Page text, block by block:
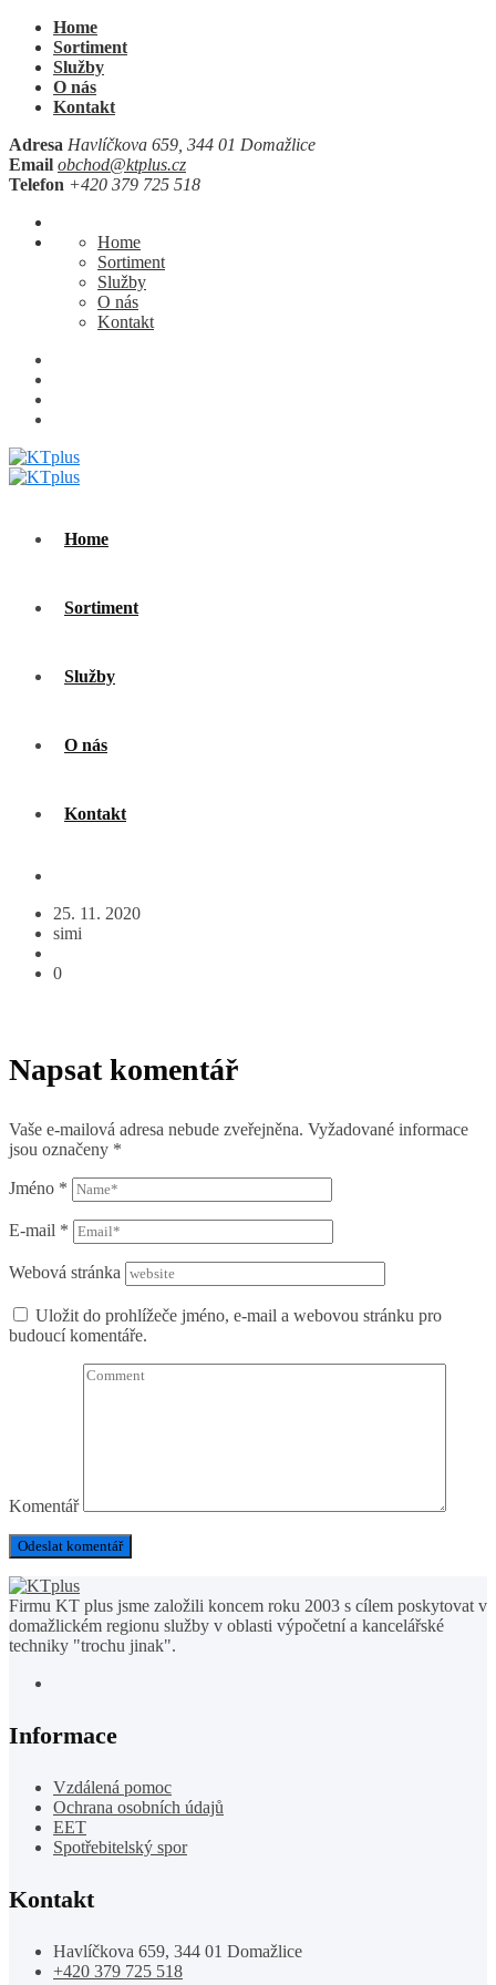
Home
Sortiment
Služby
O nás
Kontakt
Adresa Havlíčkova 659, 344 01 Domažlice
Email obchod@ktplus.cz
Telefon +420 379 725 518
Home
Sortiment
Služby
O nás
Kontakt
Home
Sortiment
Služby
O nás
Kontakt
25. 11. 2020
simi
0
Napsat komentář
Vaše e-mailová adresa nebude zveřejněna. Vyžadované informace
jsou označeny *
Jméno *
E-mail *
Webová stránka
Uložit do prohlížeče jméno, e-mail a webovou stránku pro
budoucí komentáře.
Komentář
Firmu KT plus jsme založili koncem roku 2003 s cílem poskytovat v
domažlickém regionu služby v oblasti výpočetní a kancelářské
techniky "trochu jinak".
Informace
Vzdálená pomoc
Ochrana osobních údajů
EET
Spotřebitelský spor
Kontakt
Havlíčkova 659, 344 01 Domažlice
+420 379 725 518